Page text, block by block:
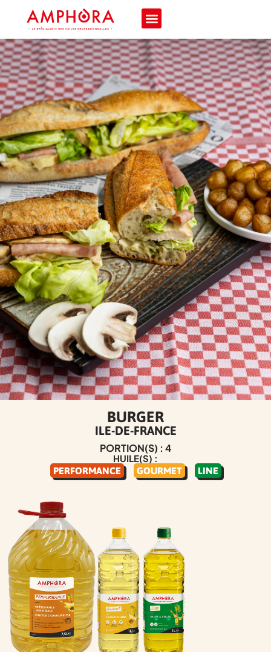
BURGER
ILE-DE-FRANCE
PORTION(S) : 4
HUILE(S) :
PERFORMANCE GOURMET LINE